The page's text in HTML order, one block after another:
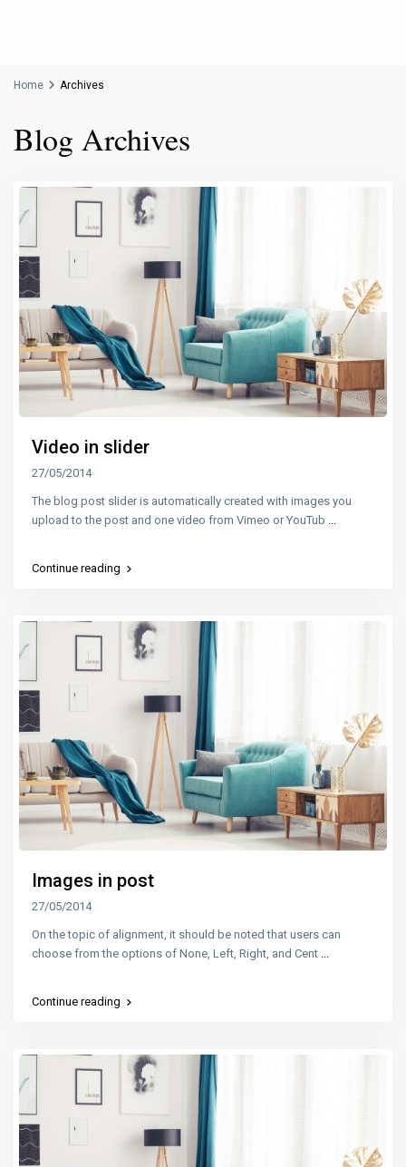
Home Archives
Blog Archives
Video in slider
27/05/2014
The blog post slider is automatically created with images you
upload to the post and one video from Vimeo or YouTub
Continue reading
Images in post
27/05/2014
On the topic of alignment, it should be noted that users can
choose from the options of None, Left, Right, and Cent ...
Continue reading